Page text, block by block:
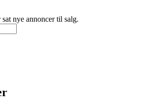
nye annoncer til salg.